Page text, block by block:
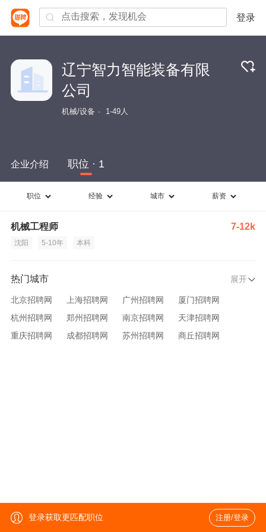
登录
辽宁智力智能装备有限
公司
机械/设备 1-49人
企业介绍 职位 · 1
职位 经验 城市 薪资
机械工程师 7-12k
沈阳 5-10年 本科
热门城市 展开
北京招聘网 上海招聘网 广州招聘网
厦门招聘网
杭州招聘网
郑州招聘网 南京招聘网
天津招聘网
重庆招聘网
成都招聘网 苏州招聘网
商丘招聘网
登录获取更匹配职位 注册/登录